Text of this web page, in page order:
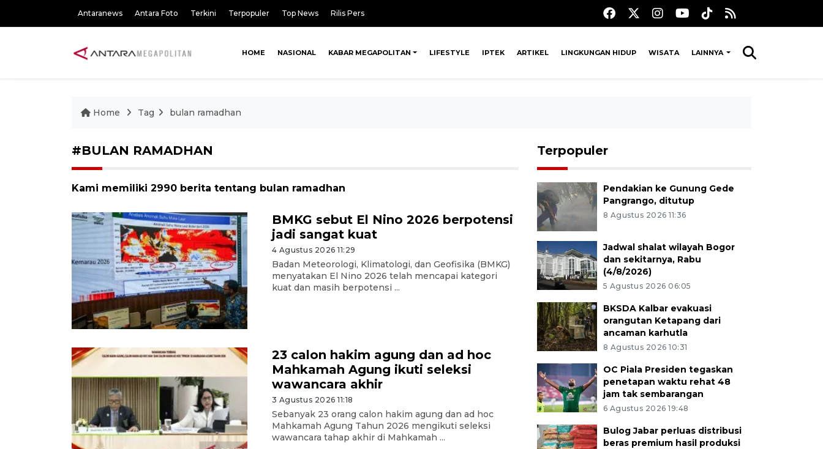
Antaranews Antara Foto Terkini Terpopuler Top News Rilis Pers
HOME NASIONAL KABAR MEGAPOLITAN LIFESTYLE IPTEK ARTIKEL LINGKUNGAN HIDUP WISATA LAINNYA
Home Tag bulan ramadhan
#BULAN RAMADHAN
Kami memiliki 2990 berita tentang bulan ramadhan
BMKG sebut El Nino 2026 berpotensi
jadi sangat kuat
4 Agustus 2026 11:29
Badan Meteorologi, Klimatologi, dan Geofisika (BMKG)
menyatakan El Nino 2026 telah mencapai kategori
kuat dan masih berpotensi ...
23 calon hakim agung dan ad hoc
Mahkamah Agung ikuti seleksi
wawancara akhir
3 Agustus 2026 11:18
Sebanyak 23 orang calon hakim agung dan ad hoc
Mahkamah Agung Tahun 2026 mengikuti seleksi
wawancara tahap akhir di Mahkamah ...
Terpopuler
Pendakian ke Gunung Gede
Pangrango, ditutup
8 Agustus 2026 11:36
Jadwal shalat wilayah Bogor
dan sekitarnya, Rabu
(4/8/2026)
5 Agustus 2026 06:05
BKSDA Kalbar evakuasi
orangutan Ketapang dari
ancaman karhutla
8 Agustus 2026 10:31
OC Piala Presiden tegaskan
penetapan waktu rehat 48
jam tak sembarangan
6 Agustus 2026 19:48
Bulog Jabar perluas distribusi
beras premium hasil produksi